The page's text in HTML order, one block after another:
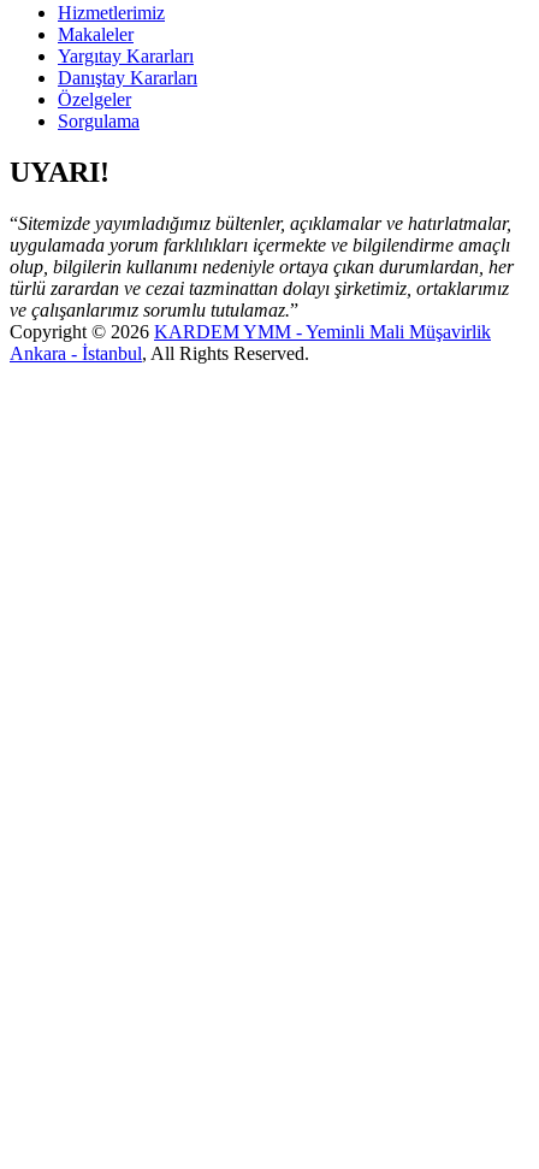
Hizmetlerimiz
Makaleler
Yargıtay Kararları
Danıştay Kararları
Özelgeler
Sorgulama
UYARI!
“Sitemizde yayımladığımız bültenler, açıklamalar ve hatırlatmalar,
uygulamada yorum farklılıkları içermekte ve bilgilendirme amaçlı
olup, bilgilerin kullanımı nedeniyle ortaya çıkan durumlardan, her
türlü zarardan ve cezai tazminattan dolayı şirketimiz, ortaklarımız
ve çalışanlarımız sorumlu tutulamaz.”
Copyright © 2026 KARDEM YMM - Yeminli Mali Müşavirlik
Ankara - İstanbul, All Rights Reserved.